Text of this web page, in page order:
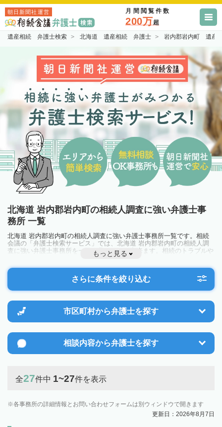
朝日新聞社運営 月間閲覧件数
200万超
遺産相続 弁護士検索 北海道 遺産相続 弁護士 岩内郡岩内町 遺産
北海道 岩内郡岩内町の相続人調査に強い弁護士事
務所 一覧
北海道 岩内郡岩内町の相続人調査に強い弁護士事務所一覧です。相続
会議の「弁護士検索サービス」では、北海道 岩内郡岩内町の相続人調
査に強い弁護士事務所を一覧で見ることが出来ます。相続のトラブルや
お悩みを抱えている方は一度近隣の弁護士に相談してみましょう。
もっと見る
さらに条件を絞り込む
市区町村から弁護士を探す
相談内容から弁護士を探す
全27件中 1~27件を表示
各事務所の詳細情報とお問い合わせフォームは別ウィンドウで開きます
更新日：2026年8月7日